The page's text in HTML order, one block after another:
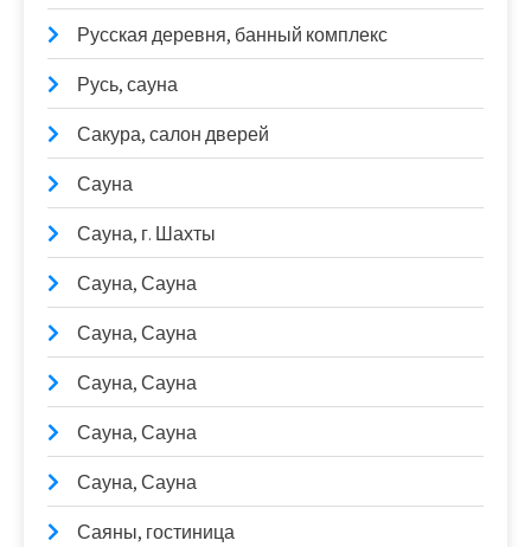
Русская деревня, банный комплекс
Русь, сауна
Сакура, салон дверей
Сауна
Сауна, г. Шахты
Сауна, Сауна
Сауна, Сауна
Сауна, Сауна
Сауна, Сауна
Сауна, Сауна
Саяны, гостиница